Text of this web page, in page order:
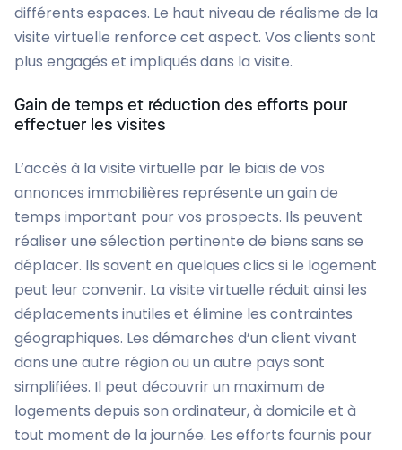
différents espaces. Le haut niveau de réalisme de la
visite virtuelle renforce cet aspect. Vos clients sont
plus engagés et impliqués dans la visite.
Gain de temps et réduction des efforts pour
effectuer les visites
L’accès à la visite virtuelle par le biais de vos
annonces immobilières représente un gain de
temps important pour vos prospects. Ils peuvent
réaliser une sélection pertinente de biens sans se
déplacer. Ils savent en quelques clics si le logement
peut leur convenir. La visite virtuelle réduit ainsi les
déplacements inutiles et élimine les contraintes
géographiques. Les démarches d’un client vivant
dans une autre région ou un autre pays sont
simplifiées. Il peut découvrir un maximum de
logements depuis son ordinateur, à domicile et à
tout moment de la journée. Les efforts fournis pour